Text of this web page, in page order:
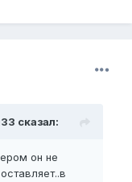
сказал:
он не